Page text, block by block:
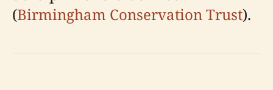
(Birmingham Conservation Trust).